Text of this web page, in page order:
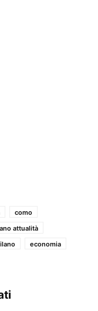
como
attualità
economia